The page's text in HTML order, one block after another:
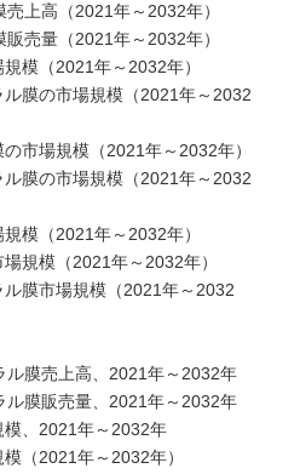
上高（2021年～2032年）
売量（2021年～2032年）
模（2021年～2032年）
膜の市場規模（2021年～2032
市場規模（2021年～2032年）
膜の市場規模（2021年～2032
模（2021年～2032年）
規模（2021年～2032年）
膜市場規模（2021年～2032
膜売上高、2021年～2032年
膜販売量、2021年～2032年
、2021年～2032年
（2021年～2032年）